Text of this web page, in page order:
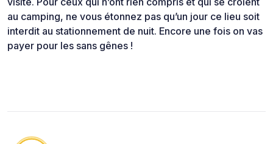
au camping, ne vous étonnez pas qu’un jour ce lieu soit
interdit au stationnement de nuit. Encore une fois on vas
payer pour les sans gênes !